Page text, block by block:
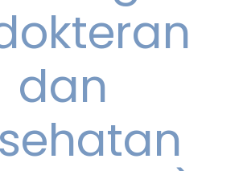
dan